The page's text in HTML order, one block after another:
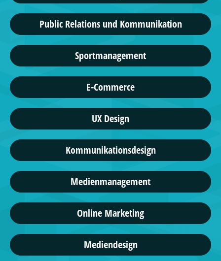
Public Relations und Kommunikation
Sportmanagement
E-Commerce
UX Design
Kommunikationsdesign
Medienmanagement
Online Marketing
Mediendesign